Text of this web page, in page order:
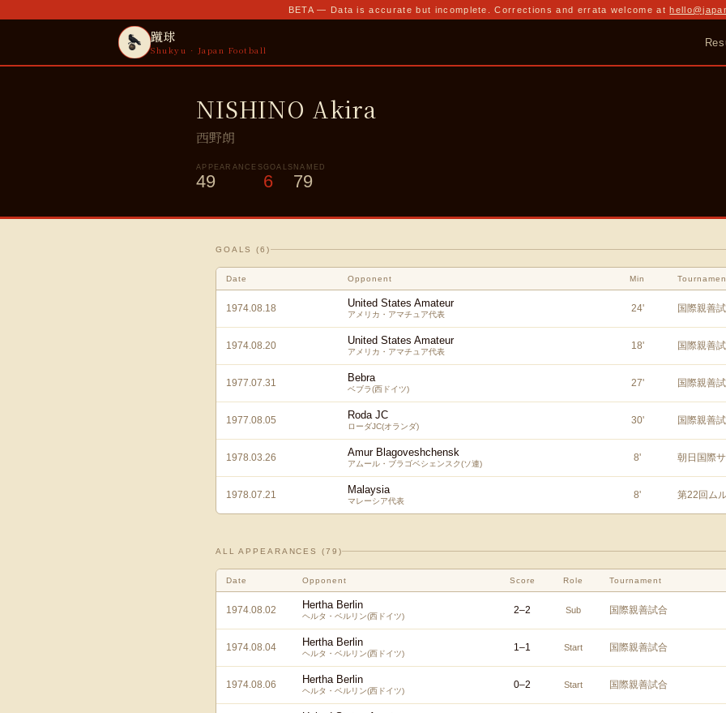
BETA — Data is accurate but incomplete. Corrections and errata welcome at
蹴球
Shukyu · Japan Football
NISHINO Akira
西野朗
APPEARANCES
49
GOALS
6
NAMED
79
GOALS (6 )
Date Opponent Min
1974.08.18 United States Amateur
アメリカ・アマチュア代表
24' 国際親善
1974.08.20 United States Amateur
アメリカ・アマチュア代表
18' 国際親善
1977.07.31 Bebra
ベブラ(西ドイツ)
27' 国際親善
1977.08.05 Roda JC
ローダJC(オランダ)
30' 国際親善
1978.03.26 Amur Blagoveshchensk
アムール・ブラゴベシェンスク(ソ連)
8' 朝日国際
1978.07.21 Malaysia
マレーシア代表
8' 第22回ム
ALL APPEARANCES (79 )
Date Opponent Score Role Tournament
1974.08.02 Hertha Berlin
ヘルタ・ベルリン(西ドイツ)
2–2 Sub 国際親善試合
1974.08.04 Hertha Berlin
ヘルタ・ベルリン(西ドイツ)
1–1 Start 国際親善試合
1974.08.06 Hertha Berlin
ヘルタ・ベルリン(西ドイツ)
0–2 Start 国際親善試合